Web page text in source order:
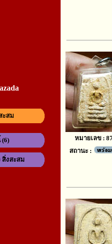
ะสม
สิ่งสะสม
หมายเลข :
สถานะ :